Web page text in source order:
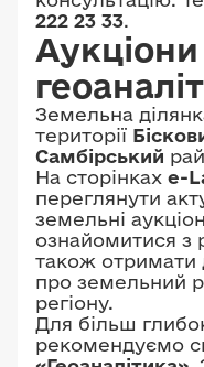
222 23 33.
Аукціони
Земельна
території
Самбірський
На сторінках e-
переглянути
земельні
ознайомитися з
також отримати
про земельний
регіону.
Для більш
рекомендуємо